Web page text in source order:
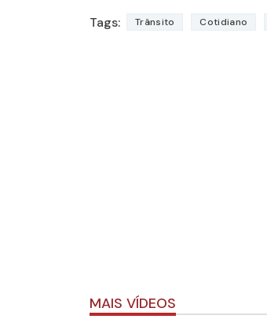
Tags: Trânsito Cotidiano
MAIS VÍDEOS